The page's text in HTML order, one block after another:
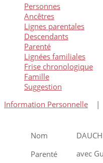
Personnes
Ancêtres
Lignes parentales
Descendants
Parenté
Lignées familiales
Frise chronologique
Famille
Suggestion
Information Personnelle |
Nom
Parenté
avec